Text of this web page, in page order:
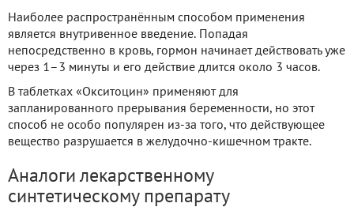
Наиболее распространённым способом применения
является внутривенное введение. Попадая
непосредственно в кровь, гормон начинает действовать уже
через 1–3 минуты и его действие длится около 3 часов.
В таблетках «Окситоцин» применяют для
запланированного прерывания беременности, но этот
способ не особо популярен из-за того, что действующее
вещество разрушается в желудочно-кишечном тракте.
Аналоги лекарственному
синтетическому препарату